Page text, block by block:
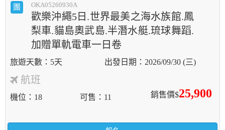
團 OKA05260930A
歡樂沖繩5日.世界最美之海水族館.鳳
梨車.貓島奧武島.半潛水艇.琉球舞蹈.
加贈單軌電車一日卷
5天 2026/09/30 (三)
航班
銷售價$25,900
機位 18 可售 11